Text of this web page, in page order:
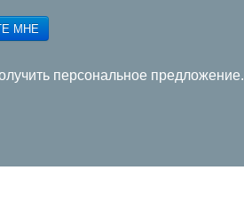
МНЕ
персональное предложение.